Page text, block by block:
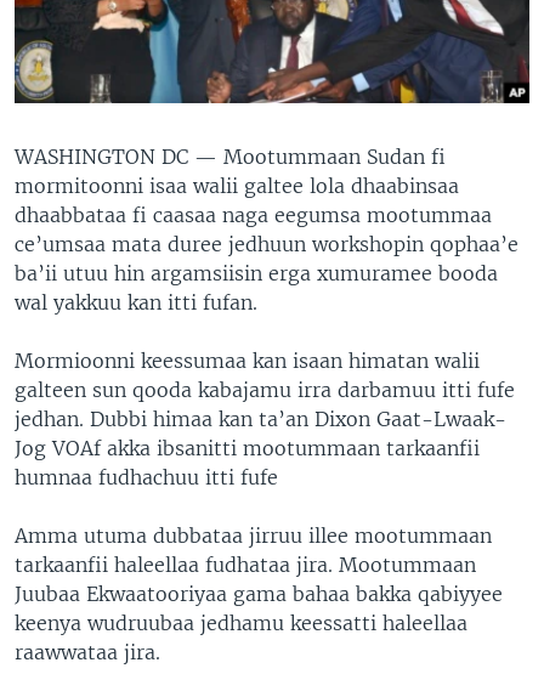
WASHINGTON DC — Mootummaan Sudan fi
mormitoonni isaa walii galtee lola dhaabinsaa
dhaabbataa fi caasaa naga eegumsa mootummaa
ce’umsaa mata duree jedhuun workshopin qophaa’e
ba’ii utuu hin argamsiisin erga xumuramee booda
wal yakkuu kan itti fufan.
Mormioonni keessumaa kan isaan himatan walii
galteen sun qooda kabajamu irra darbamuu itti fufe
jedhan. Dubbi himaa kan ta’an Dixon Gaat-Lwaak-
Jog VOAf akka ibsanitti mootummaan tarkaanfii
humnaa fudhachuu itti fufe
Amma utuma dubbataa jirruu illee mootummaan
tarkaanfii haleellaa fudhataa jira. Mootummaan
Juubaa Ekwaatooriyaa gama bahaa bakka qabiyyee
keenya wudruubaa jedhamu keessatti haleellaa
raawwataa jira.